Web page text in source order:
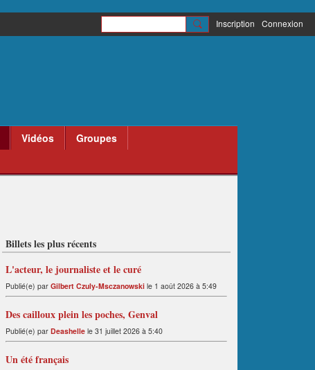
Inscription Connexion
Vidéos
Groupes
Billets les plus récents
L'acteur, le journaliste et le curé
Publié(e) par Gilbert Czuly-Msczanowski le 1 août 2026 à 5:49
Des cailloux plein les poches, Genval
Publié(e) par Deashelle le 31 juillet 2026 à 5:40
Un été français